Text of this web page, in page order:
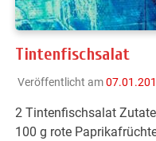
Tintenfischsalat
Veröffentlicht am
2 Tintenfischsalat
100 g rote